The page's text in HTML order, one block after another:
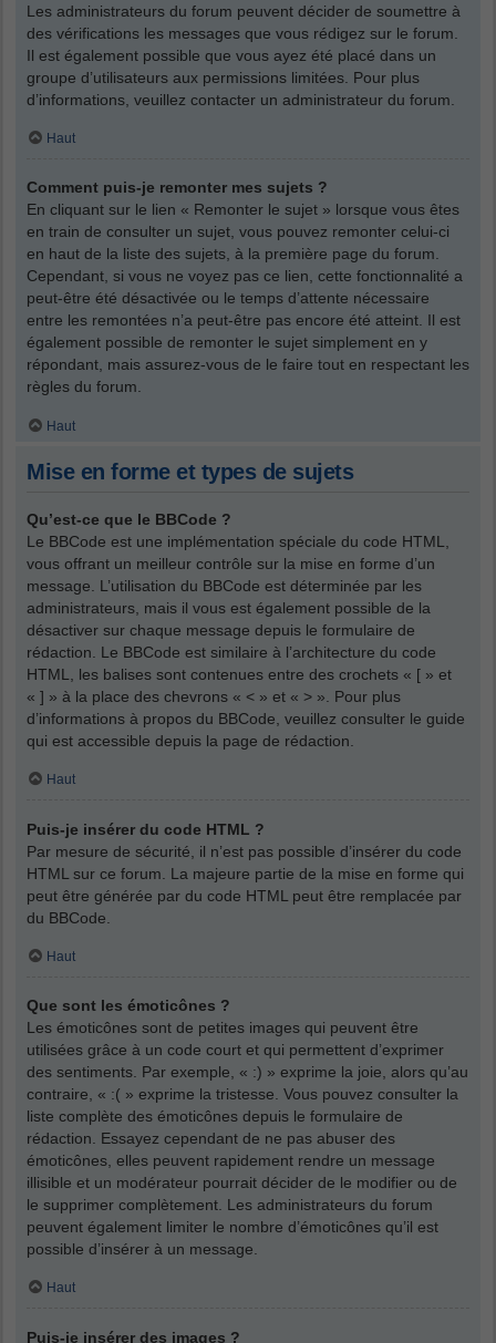
Les administrateurs du forum peuvent décider de soumettre à
des vérifications les messages que vous rédigez sur le forum.
Il est également possible que vous ayez été placé dans un
groupe d’utilisateurs aux permissions limitées. Pour plus
d’informations, veuillez contacter un administrateur du forum.
Haut
Comment puis-je remonter mes sujets ?
En cliquant sur le lien « Remonter le sujet » lorsque vous êtes
en train de consulter un sujet, vous pouvez remonter celui-ci
en haut de la liste des sujets, à la première page du forum.
Cependant, si vous ne voyez pas ce lien, cette fonctionnalité a
peut-être été désactivée ou le temps d’attente nécessaire
entre les remontées n’a peut-être pas encore été atteint. Il est
également possible de remonter le sujet simplement en y
répondant, mais assurez-vous de le faire tout en respectant les
règles du forum.
Haut
Mise en forme et types de sujets
Qu’est-ce que le BBCode ?
Le BBCode est une implémentation spéciale du code HTML,
vous offrant un meilleur contrôle sur la mise en forme d’un
message. L’utilisation du BBCode est déterminée par les
administrateurs, mais il vous est également possible de la
désactiver sur chaque message depuis le formulaire de
rédaction. Le BBCode est similaire à l’architecture du code
HTML, les balises sont contenues entre des crochets « [ » et
« ] » à la place des chevrons « < » et « > ». Pour plus
d’informations à propos du BBCode, veuillez consulter le guide
qui est accessible depuis la page de rédaction.
Haut
Puis-je insérer du code HTML ?
Par mesure de sécurité, il n’est pas possible d’insérer du code
HTML sur ce forum. La majeure partie de la mise en forme qui
peut être générée par du code HTML peut être remplacée par
du BBCode.
Haut
Que sont les émoticônes ?
Les émoticônes sont de petites images qui peuvent être
utilisées grâce à un code court et qui permettent d’exprimer
des sentiments. Par exemple, « :) » exprime la joie, alors qu’au
contraire, « :( » exprime la tristesse. Vous pouvez consulter la
liste complète des émoticônes depuis le formulaire de
rédaction. Essayez cependant de ne pas abuser des
émoticônes, elles peuvent rapidement rendre un message
illisible et un modérateur pourrait décider de le modifier ou de
le supprimer complètement. Les administrateurs du forum
peuvent également limiter le nombre d’émoticônes qu’il est
possible d’insérer à un message.
Haut
Puis-je insérer des images ?